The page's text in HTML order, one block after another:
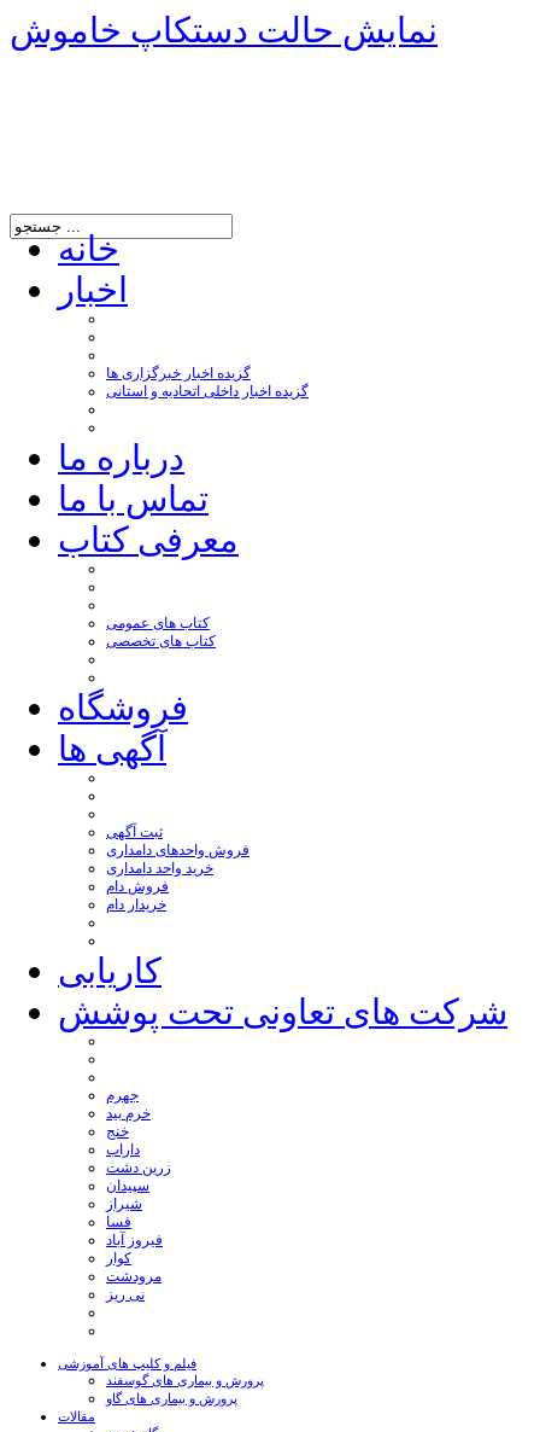
نمایش حالت دستکاپ خاموش
خانه
اخبار
گزیده اخبار خبرگزاری ها
گزیده اخبار داخلی اتحادیه و استانی
درباره ما
تماس با ما
معرفی کتاب
کتاب های عمومی
کتاب های تخصصی
فروشگاه
آگهی ها
ثبت آگهی
فروش واحدهای دامداری
خرید واحد دامداری
فروش دام
خریدار دام
کاریابی
شرکت های تعاونی تحت پوشش
جهرم
خرم بید
خنج
داراب
زرین دشت
سپیدان
شیراز
فسا
فیروز آباد
کوار
مرودشت
نی ریز
فیلم و کلیپ های آموزشی
پرورش و بیماری های گوسفند
پرورش و بیماری های گاو
مقالات